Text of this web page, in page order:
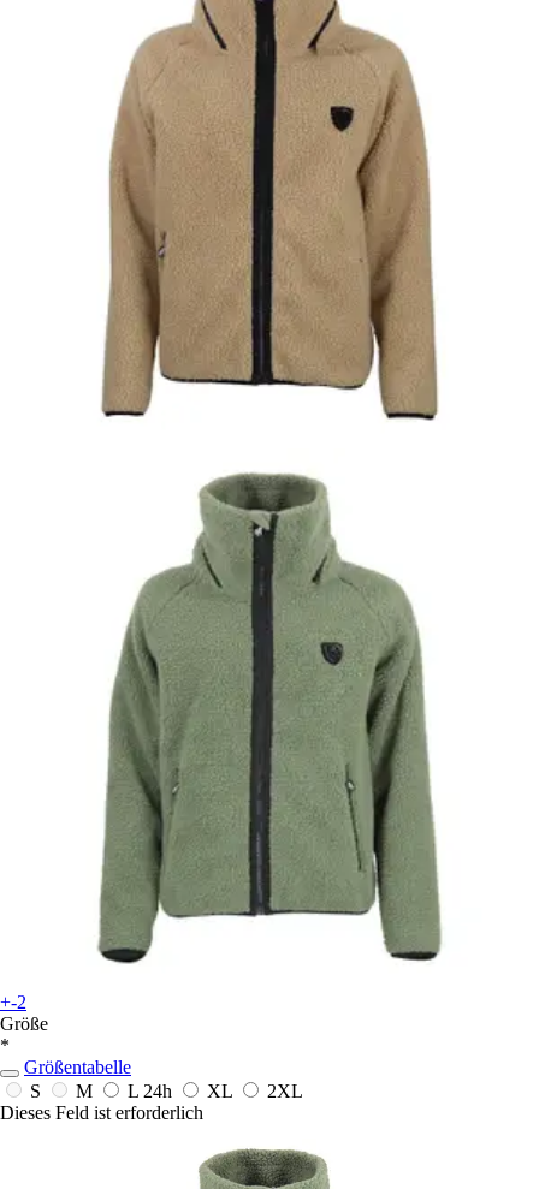
+-2
Größe
*
Größentabelle
S
M L 24h XL
2XL
Dieses Feld ist erforderlich